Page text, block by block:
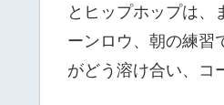
とヒップホップは、
ーンロウ、朝の練習
がどう溶け合い、コ